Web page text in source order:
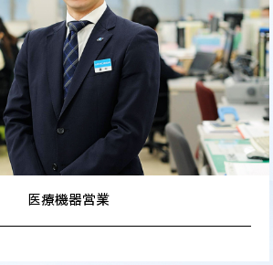
医療機器営業